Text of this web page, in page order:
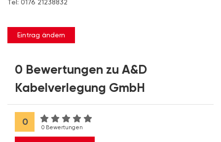
Tel: 0176 21238832
Eintrag ändern
0 Bewertungen zu A&D
Kabelverlegung GmbH
0
0 Bewertungen